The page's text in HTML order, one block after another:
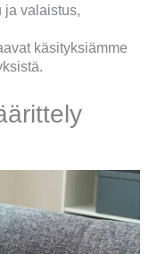
ja valaistus,
käsityksiämme